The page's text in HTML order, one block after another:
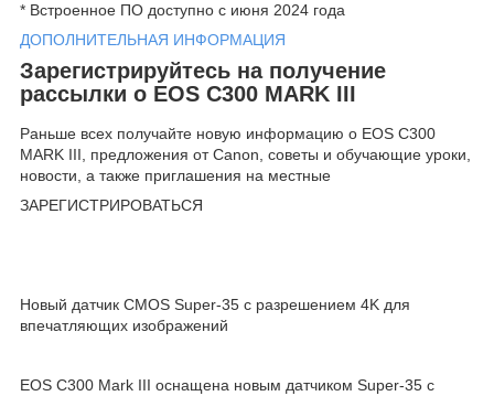
* Встроенное ПО доступно с июня 2024 года
ДОПОЛНИТЕЛЬНАЯ ИНФОРМАЦИЯ
Зарегистрируйтесь на получение
рассылки о EOS C300 MARK III
Раньше всех получайте новую информацию о EOS C300
MARK III, предложения от Canon, советы и обучающие уроки,
новости, а также приглашения на местные
ЗАРЕГИСТРИРОВАТЬСЯ
Новый датчик CMOS Super-35 с разрешением 4K для
впечатляющих изображений
EOS C300 Mark III оснащена новым датчиком Super-35 с